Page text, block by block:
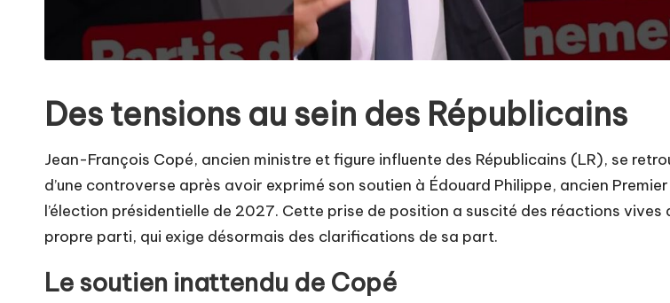
Des tensions au sein des Républicains
Jean-François Copé, ancien ministre et figure influente des Républicains (LR), se
d’une controverse après avoir exprimé son soutien à Édouard Philippe, ancien
l’élection présidentielle de 2027. Cette prise de position a suscité des réactions vives
propre parti, qui exige désormais des clarifications de sa part.
Le soutien inattendu de Copé